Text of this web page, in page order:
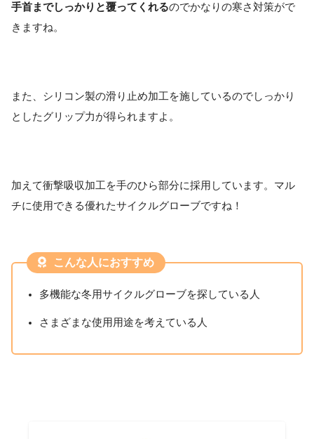
手首までしっかりと覆ってくれるのでかなりの寒さ対策がで
きますね。
また、シリコン製の滑り止め加工を施しているのでしっかり
としたグリップ力が得られますよ。
加えて衝撃吸収加工を手のひら部分に採用しています。マル
チに使用できる優れたサイクルグローブですね！
こんな人におすすめ
多機能な冬用サイクルグローブを探している人
さまざまな使用用途を考えている人